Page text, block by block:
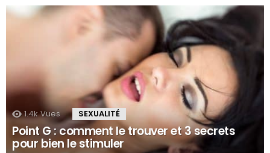
1.4k Vues SEXUALITÉ
Point G : comment le trouver et 3 secrets
pour bien le stimuler